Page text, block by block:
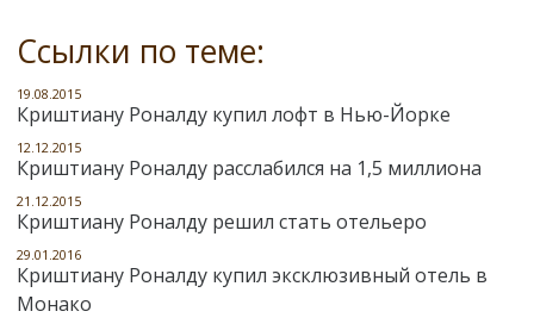
Ссылки по теме:
19.08.2015
Криштиану Роналду купил лофт в Нью-Йорке
12.12.2015
Криштиану Роналду расслабился на 1,5 миллиона
21.12.2015
Криштиану Роналду решил стать отельеро
29.01.2016
Криштиану Роналду купил эксклюзивный отель в
Монако